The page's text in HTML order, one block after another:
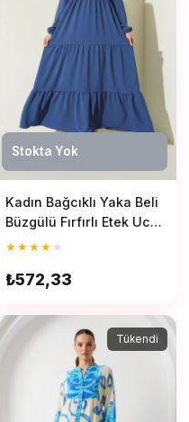
Stokta Yok
Kadın Bağcıklı Yaka Beli
Büzgülü Fırfırlı Etek Ucu
Katmanlı Saks Tesettür
★★★★ ★
₺572,33
Tükendi